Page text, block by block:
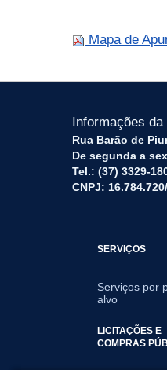
Mapa de
Informações
Rua Barão de
De segunda a
Tel.: (37) 3329-
CNPJ:
SERVIÇOS
Serviços por
alvo
LICITAÇÕES E
COMPRAS